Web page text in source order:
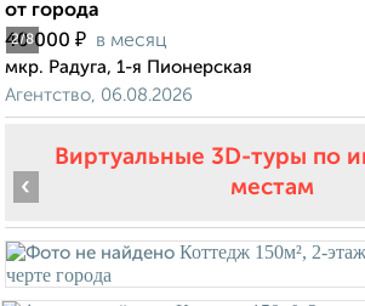
2/8
от города
40 000 ₽ в месяц
мкр. Радуга, 1-я Пионерская
Агентство, 06.08.2026
Виртуальные 3D-туры по
местам
‹